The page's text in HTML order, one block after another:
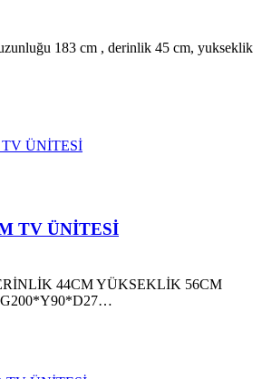
183 cm , derinlik 45 cm, yukseklik
TV ÜNİTESİ
44CM YÜKSEKLİK 56CM